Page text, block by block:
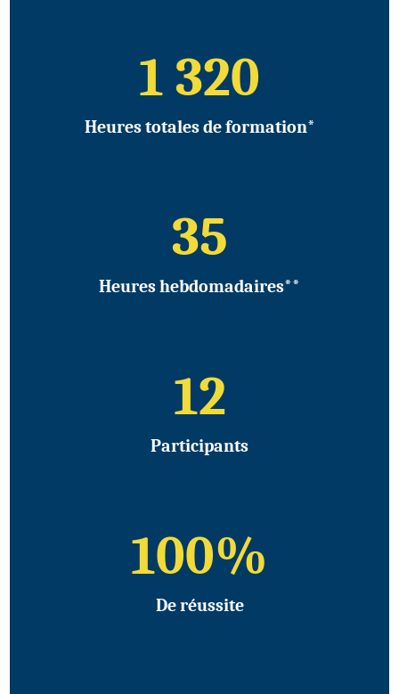
Heures totales de formation*
1 320
Heures hebdomadaires**
35
Participants
12
De réussite
100%